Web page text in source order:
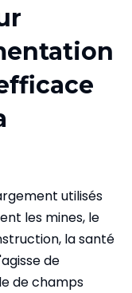
utilisés
les mines, le
la santé
de
de champs